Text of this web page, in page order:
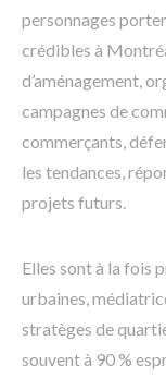
personnages
crédibles à
d’aménagement,
campagnes de
commerçants,
les tendances,
projets futurs.
Elles sont à la fois
urbaines,
stratèges de
souvent à 90 %